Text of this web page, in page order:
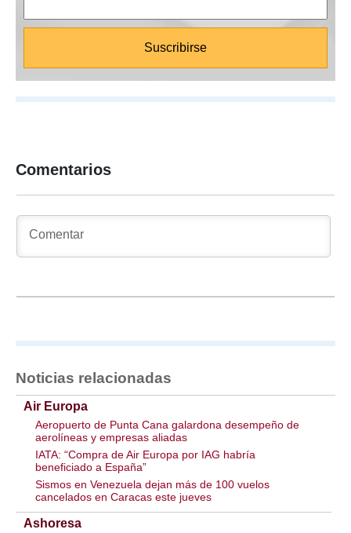
Comentarios
Noticias relacionadas
Air Europa
Aeropuerto de Punta Cana galardona desempeño de
aerolíneas y empresas aliadas
IATA: “Compra de Air Europa por IAG habría
beneficiado a España”
Sismos en Venezuela dejan más de 100 vuelos
cancelados en Caracas este jueves
Ashoresa